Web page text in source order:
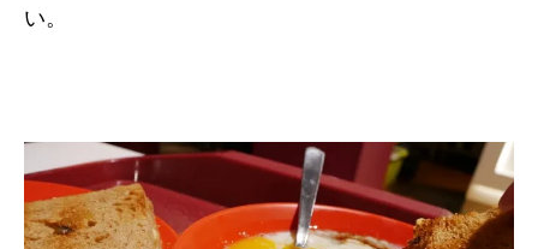
い。